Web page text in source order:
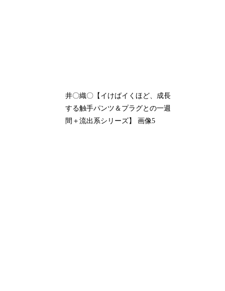
井〇織〇【イけばイくほど、成長
する触手パンツ＆プラグとの一週
間＋流出系シリーズ】 画像5